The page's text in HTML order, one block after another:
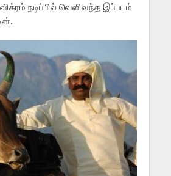
நடிப்பில் வெளிவந்த இப்படம்